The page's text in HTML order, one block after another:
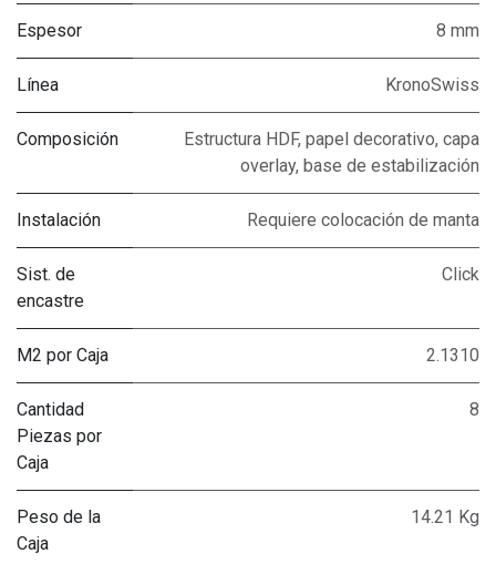
Espesor 8 mm
Línea KronoSwiss
Composición
Estructura HDF, papel decorativo, capa
overlay, base de estabilización
Instalación Requiere colocación de manta
Sist. de
encastre
Click
M2 por Caja 2.1310
Cantidad
Piezas por
Caja
8
Peso de la
Caja
14.21 Kg